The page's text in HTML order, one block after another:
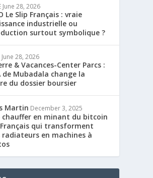
June 28, 2026
Le Slip Français : vraie
industrielle ou
surtout symbolique ?
June 28, 2026
& Vacances-Center Parcs :
de Mubadala change la
du dossier boursier
Martin December 3, 2025
chauffer en minant du bitcoin
Français qui transforment
radiateurs en machines à